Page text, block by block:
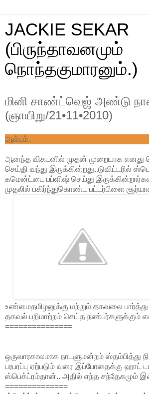
JACKIE SEKAR
(பிருந்தாவனமும்
நொந்தகுமாரனும்.)
மினி சாண்ட்வெஜ் அண்டு
(ஞாயிறு/21•11•2010)
ஆல்பம்..
ஆனந்த விகடனில் முதன் முறையாக எனது
செய்தி வந்து இருக்கின்றது..டுவிட்டரில்
கமென்ட்டை பப்ளிஷ் செய்து
முதலில் பகிர்ந்துகொண்ட பட்டர்பிளை
உண்மைதமிழனுக்கு மற்றும் தகவலை பார்த்து
தகவல் பறிமாற்றம் செய்த நண்பர்களுக்கும்
===============
ஒருவாரகாலமாக நாடளுமன்றம் ஸ்தம்பித்து
பரபரப்பு ஏற்படும் வரை இப்போதைக்கு ஹாட்
ஸ்பெக்ட்ரம்தான்.. அதில் எந்த சந்தேகமும்
==============